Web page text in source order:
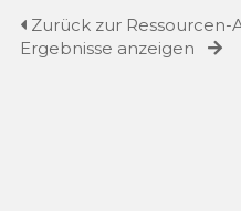
Zurück zur Ressourcen-
Ergebnisse anzeigen